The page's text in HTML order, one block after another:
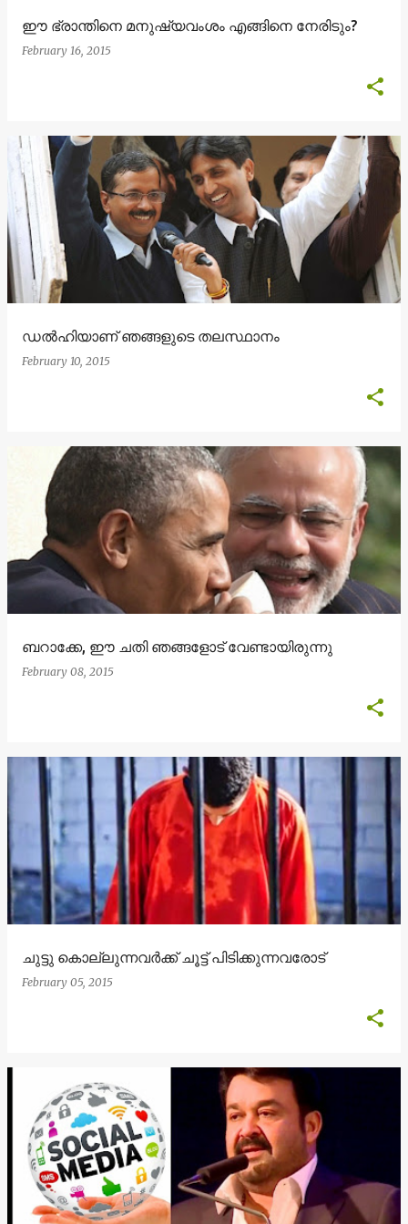
ഈ ഭ്രാന്തിനെ മനുഷ്യവംശം എങ്ങിനെ നേരിടും?
February 16, 2015
ഡൽഹിയാണ് ഞങ്ങളുടെ തലസ്ഥാനം
February 10, 2015
ബറാക്കേ, ഈ ചതി ഞങ്ങളോട് വേണ്ടായിരുന്നു
February 08, 2015
ചുട്ടു കൊല്ലുന്നവർക്ക് ചൂട്ട് പിടിക്കുന്നവരോട്
February 05, 2015